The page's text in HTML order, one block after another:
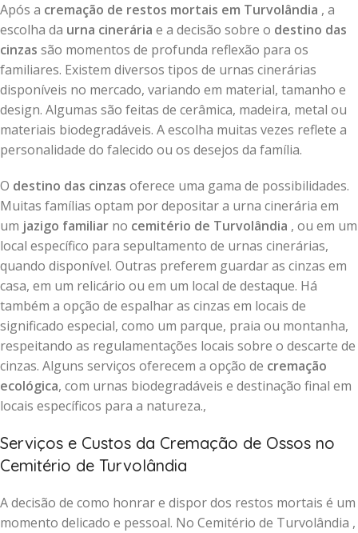
Após a cremação de restos mortais em Turvolândia , a
escolha da urna cinerária e a decisão sobre o destino das
cinzas são momentos de profunda reflexão para os
familiares. Existem diversos tipos de urnas cinerárias
disponíveis no mercado, variando em material, tamanho e
design. Algumas são feitas de cerâmica, madeira, metal ou
materiais biodegradáveis. A escolha muitas vezes reflete a
personalidade do falecido ou os desejos da família.
O destino das cinzas oferece uma gama de possibilidades.
Muitas famílias optam por depositar a urna cinerária em
um jazigo familiar no cemitério de Turvolândia , ou em um
local específico para sepultamento de urnas cinerárias,
quando disponível. Outras preferem guardar as cinzas em
casa, em um relicário ou em um local de destaque. Há
também a opção de espalhar as cinzas em locais de
significado especial, como um parque, praia ou montanha,
respeitando as regulamentações locais sobre o descarte de
cinzas. Alguns serviços oferecem a opção de cremação
ecológica, com urnas biodegradáveis e destinação final em
locais específicos para a natureza.,
Serviços e Custos da Cremação de Ossos no
Cemitério de Turvolândia
A decisão de como honrar e dispor dos restos mortais é um
momento delicado e pessoal. No Cemitério de Turvolândia ,